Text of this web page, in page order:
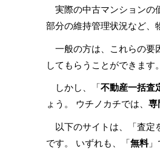
実際の中古マンションの
部分の維持管理状況など、
一般の方は、これらの要
してもらうことができます
しかし、「不動産一括査
ょう。 ウチノカチでは、 専
以下のサイトは、「査定
です。 いずれも、「無料」